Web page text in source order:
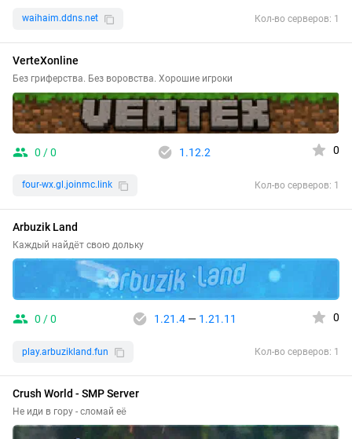
waihaim.ddns.net Кол-во серверов: 1
VerteXonline
Без гриферства. Без воровства. Хорошие игроки
0 / 0 1.12.2 0
four-wx.gl.joinmc.link Кол-во серверов: 1
Arbuzik Land
Каждый найдёт свою дольку
0 / 0 1.21.4— 1.21.11 0
play.arbuzikland.fun Кол-во серверов: 1
Crush World - SMP Server
Не иди в гору - сломай её